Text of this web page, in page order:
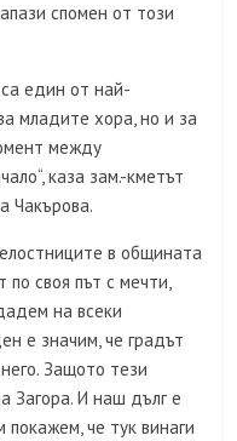
спомен от този
са един от най-
младите хора, но и за
между
каза зам.-кметът
Чакърова.
в общината
своя път с мечти,
на всеки
е значим, че градът
Защото тези
Загора. И наш дълг е
че тук винаги